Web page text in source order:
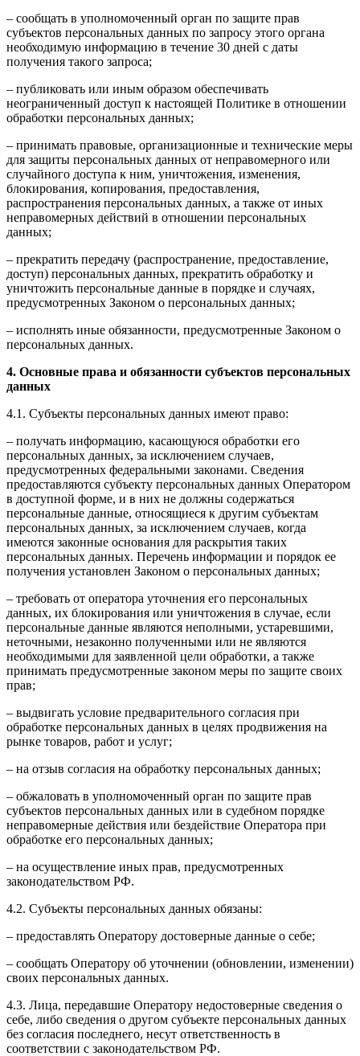
– сообщать в уполномоченный орган по защите прав
субъектов персональных данных по запросу этого органа
необходимую информацию в течение 30 дней с даты
получения такого запроса;
– публиковать или иным образом обеспечивать
неограниченный доступ к настоящей Политике в отношении
обработки персональных данных;
– принимать правовые, организационные и технические меры
для защиты персональных данных от неправомерного или
случайного доступа к ним, уничтожения, изменения,
блокирования, копирования, предоставления,
распространения персональных данных, а также от иных
неправомерных действий в отношении персональных
данных;
– прекратить передачу (распространение, предоставление,
доступ) персональных данных, прекратить обработку и
уничтожить персональные данные в порядке и случаях,
предусмотренных Законом о персональных данных;
– исполнять иные обязанности, предусмотренные Законом о
персональных данных.
4. Основные права и обязанности субъектов персональных
данных
4.1. Субъекты персональных данных имеют право:
– получать информацию, касающуюся обработки его
персональных данных, за исключением случаев,
предусмотренных федеральными законами. Сведения
предоставляются субъекту персональных данных Оператором
в доступной форме, и в них не должны содержаться
персональные данные, относящиеся к другим субъектам
персональных данных, за исключением случаев, когда
имеются законные основания для раскрытия таких
персональных данных. Перечень информации и порядок ее
получения установлен Законом о персональных данных;
– требовать от оператора уточнения его персональных
данных, их блокирования или уничтожения в случае, если
персональные данные являются неполными, устаревшими,
неточными, незаконно полученными или не являются
необходимыми для заявленной цели обработки, а также
принимать предусмотренные законом меры по защите своих
прав;
– выдвигать условие предварительного согласия при
обработке персональных данных в целях продвижения на
рынке товаров, работ и услуг;
– на отзыв согласия на обработку персональных данных;
– обжаловать в уполномоченный орган по защите прав
субъектов персональных данных или в судебном порядке
неправомерные действия или бездействие Оператора при
обработке его персональных данных;
– на осуществление иных прав, предусмотренных
законодательством РФ.
4.2. Субъекты персональных данных обязаны:
– предоставлять Оператору достоверные данные о себе;
– сообщать Оператору об уточнении (обновлении, изменении)
своих персональных данных.
4.3. Лица, передавшие Оператору недостоверные сведения о
себе, либо сведения о другом субъекте персональных данных
без согласия последнего, несут ответственность в
соответствии с законодательством РФ.